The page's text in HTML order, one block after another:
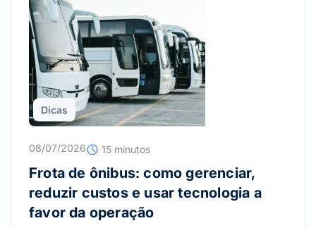
Dicas
08/07/2026 15 minutos
Frota de ônibus: como gerenciar,
reduzir custos e usar tecnologia a
favor da operação